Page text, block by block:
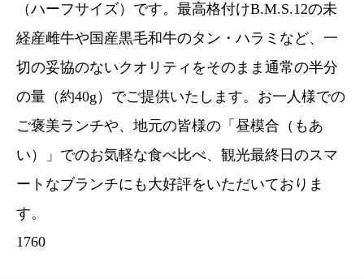
（ハーフサイズ）です。最高格付けB.M.S.12の未
経産雌牛や国産黒毛和牛のタン・ハラミなど、一
切の妥協のないクオリティをそのまま通常の半分
の量（約40g）でご提供いたします。お一人様での
ご褒美ランチや、地元の皆様の「昼模合（もあ
い）」でのお気軽な食べ比べ、観光最終日のスマ
ートなブランチにも大好評をいただいておりま
す。
1760